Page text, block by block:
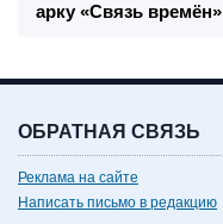
арку «Связь времён»
ОБРАТНАЯ СВЯЗЬ
Реклама на сайте
Написать письмо в редакцию